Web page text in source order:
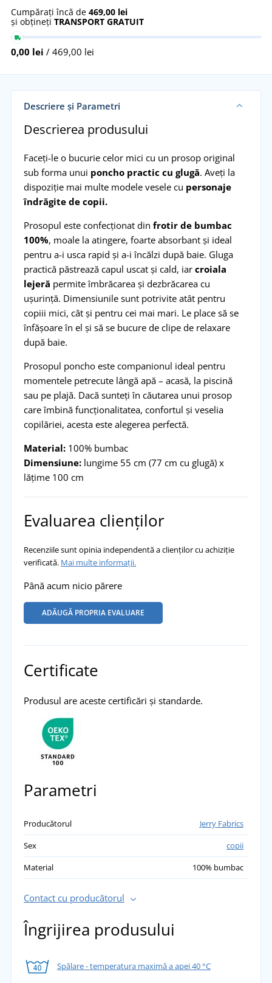
Cumpărați încă de 469,00 lei
și obțineți TRANSPORT GRATUIT
0,00 lei / 469,00 lei
Descriere și Parametri
Descrierea produsului
Faceți-le o bucurie celor mici cu un prosop original
sub forma unui poncho practic cu glugă. Aveți la
dispoziție mai multe modele vesele cu personaje
îndrăgite de copii.
Prosopul este confecționat din frotir de bumbac
100%, moale la atingere, foarte absorbant și ideal
pentru a-i usca rapid și a-i încălzi după baie. Gluga
practică păstrează capul uscat și cald, iar croiala
lejeră permite îmbrăcarea și dezbrăcarea cu
ușurință. Dimensiunile sunt potrivite atât pentru
copiii mici, cât și pentru cei mai mari. Le place să se
înfășoare în el și să se bucure de clipe de relaxare
după baie.
Prosopul poncho este companionul ideal pentru
momentele petrecute lângă apă – acasă, la piscină
sau pe plajă. Dacă sunteți în căutarea unui prosop
care îmbină funcționalitatea, confortul și veselia
copilăriei, acesta este alegerea perfectă.
Material:100% bumbac
Dimensiune:lungime 55 cm (77 cm cu glugă) x
lățime 100 cm
Evaluarea clienților
Recenziile sunt opinia independentă a clienților cu achiziție
verificată. Mai multe informații.
Până acum nicio părere
ADĂUGĂ PROPRIA EVALUARE
Certificate
Produsul are aceste certificări și standarde.
Parametri
Producătorul
Jerry Fabrics
Sex
copii
Material
100% bumbac
Contact cu producătorul
Îngrijirea produsului
Spălare - temperatura maximă a apei 40 °C